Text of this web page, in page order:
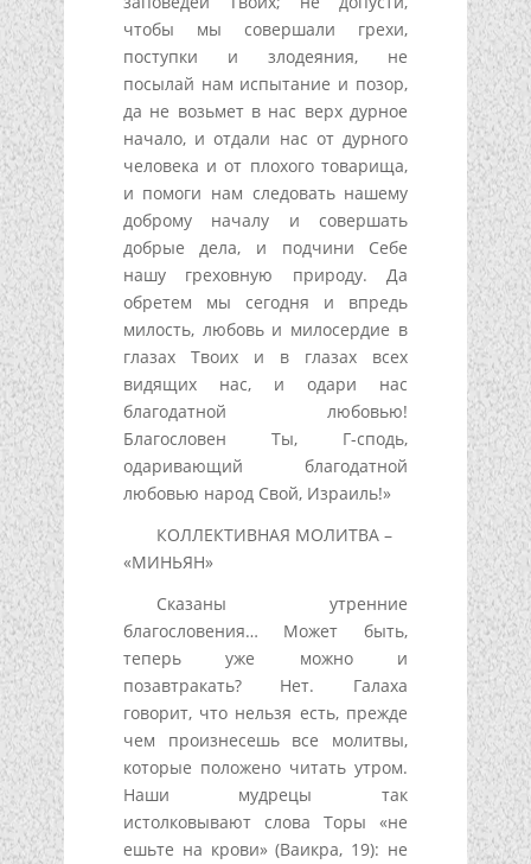
чтобы мы совершали грехи,
поступки и злодеяния, не
посылай нам испытание и позор,
да не возьмет в нас верх дурное
начало, и отдали нас от дурного
человека и от плохого товарища,
и помоги нам следовать нашему
доброму началу и совершать
добрые дела, и подчини Себе
нашу греховную природу. Да
обретем мы сегодня и впредь
милость, любовь и милосердие в
глазах Твоих и в глазах всех
видящих нас, и одари нас
благодатной любовью!
Благословен Ты, Г-сподь,
одаривающий благодатной
любовью народ Свой, Израиль!»
КОЛЛЕКТИВНАЯ МОЛИТВА –
«МИНЬЯН»
Сказаны утренние
благословения… Может быть,
теперь уже можно и
позавтракать? Нет. Галаха
говорит, что нельзя есть, прежде
чем произнесешь все молитвы,
которые положено читать утром.
Наши мудрецы так
истолковывают слова Торы «не
ешьте на крови» (Ваикра, 19): не